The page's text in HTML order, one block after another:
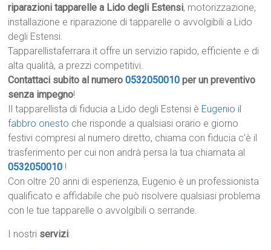
riparazioni tapparelle a Lido degli Estensi, motorizzazione,
installazione e riparazione di tapparelle o avvolgibili a Lido
degli Estensi.
Tapparellistaferrara.it offre un servizio rapido, efficiente e di
alta qualità, a prezzi competitivi.
Contattaci subito al numero0532050010 per un preventivo
senza impegno!
Il tapparellista di fiducia a Lido degli Estensi è Eugenio il
fabbro onesto che risponde a qualsiasi orario e giorno
festivi compresi al numero diretto, chiama con fiducia c’è il
trasferimento per cui non andrà persa la tua chiamata al
0532050010 !
Con oltre 20 anni di esperienza, Eugenio è un professionista
qualificato e affidabile che può risolvere qualsiasi problema
con le tue tapparelle o avvolgibili o serrande.
I nostri servizi: